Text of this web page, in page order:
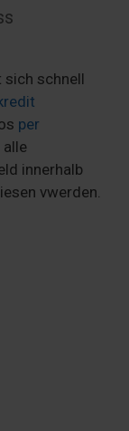
sich schnell
per
alle
innerhalb
vwerden.